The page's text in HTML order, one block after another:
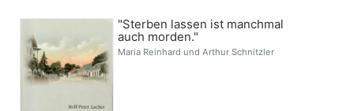
"Sterben lassen ist manchmal
auch morden."
Maria Reinhard und Arthur Schnitzler